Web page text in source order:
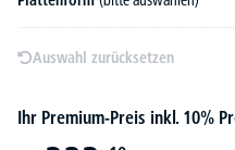
Auswahl zurücksetzen
Ihr Premium-Preis inkl. 10%